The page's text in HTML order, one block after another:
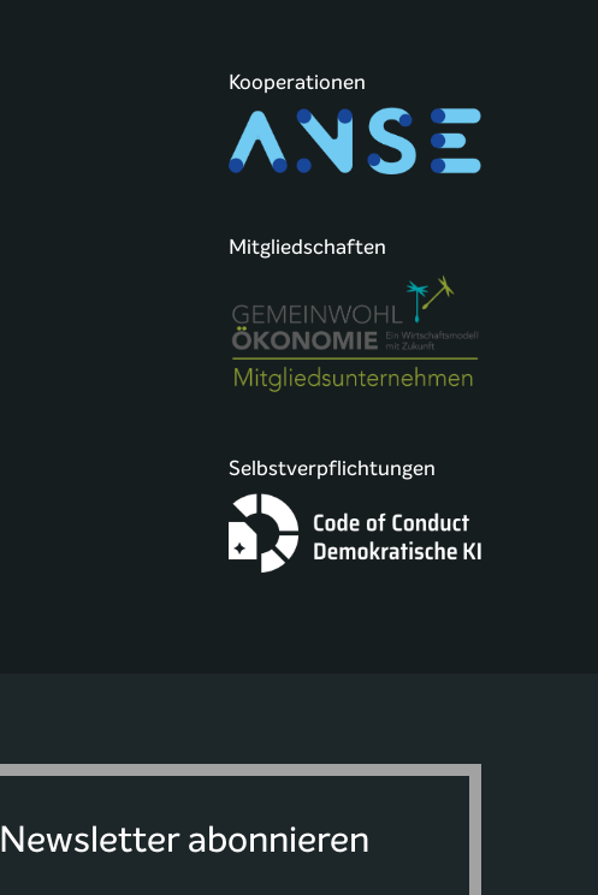
Kooperationen
Mitgliedschaften
Selbstverpflichtungen
Newsletter abonnieren